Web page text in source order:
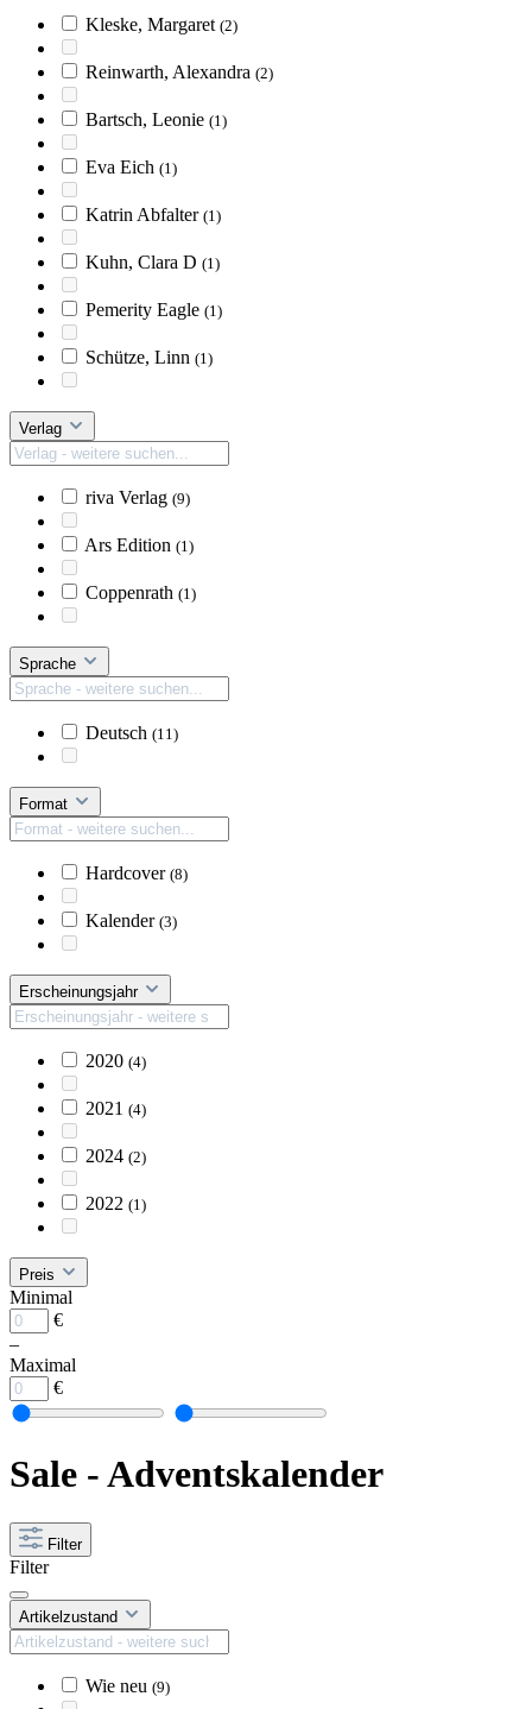
Kleske, Margaret (2)
Reinwarth, Alexandra (2)
Bartsch, Leonie (1)
Eva Eich (1)
Katrin Abfalter (1)
Kuhn, Clara D (1)
Pemerity Eagle (1)
Schütze, Linn (1)
Verlag
riva Verlag (9)
Ars Edition (1)
Coppenrath (1)
Sprache
Deutsch (11)
Format
Hardcover (8)
Kalender (3)
Erscheinungsjahr
2020 (4)
2021 (4)
2024 (2)
2022 (1)
Preis
Minimal
€
–
Maximal
€
Sale - Adventskalender
Filter
Filter
Artikelzustand
Wie neu (9)